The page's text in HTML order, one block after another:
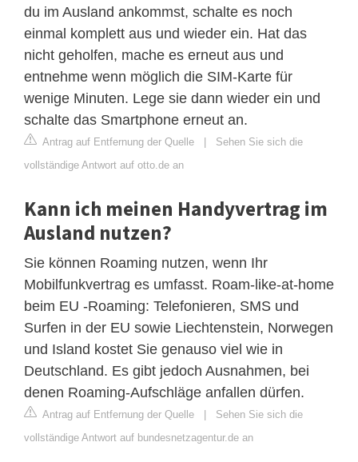
du im Ausland ankommst, schalte es noch
einmal komplett aus und wieder ein. Hat das
nicht geholfen, mache es erneut aus und
entnehme wenn möglich die SIM-Karte für
wenige Minuten. Lege sie dann wieder ein und
schalte das Smartphone erneut an.
Antrag auf Entfernung der Quelle
Sehen Sie sich die
vollständige Antwort auf otto.de an
Kann ich meinen Handyvertrag im
Ausland nutzen?
Sie können Roaming nutzen, wenn Ihr
Mobilfunkvertrag es umfasst. Roam-like-at-home
beim EU -Roaming: Telefonieren, SMS und
Surfen in der EU sowie Liechtenstein, Norwegen
und Island kostet Sie genauso viel wie in
Deutschland. Es gibt jedoch Ausnahmen, bei
denen Roaming-Aufschläge anfallen dürfen.
Antrag auf Entfernung der Quelle
Sehen Sie sich die
vollständige Antwort auf bundesnetzagentur.de an